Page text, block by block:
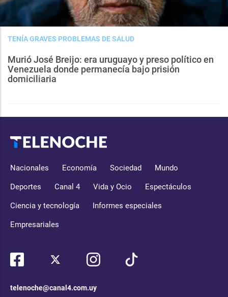
TENÍA GRAVES PROBLEMAS DE SALUD
Murió José Breijo: era uruguayo y preso político en
Venezuela donde permanecía bajo prisión
domiciliaria
Nacionales Economía Sociedad Mundo
Deportes Canal 4 Vida y Ocio Espectáculos
Ciencia y tecnología Informes especiales
Empresariales
telenoche@canal4.com.uy